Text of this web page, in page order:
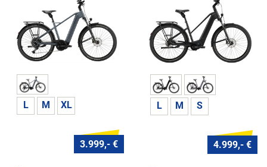
L M XL
3.999,- €
L M S
4.999,- €